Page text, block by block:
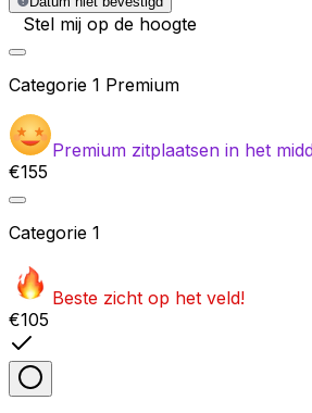
Stel mij op de hoogte
Categorie 1 Premium
Premium zitplaatsen in het
€155
Categorie 1
Beste zicht op het veld!
€105